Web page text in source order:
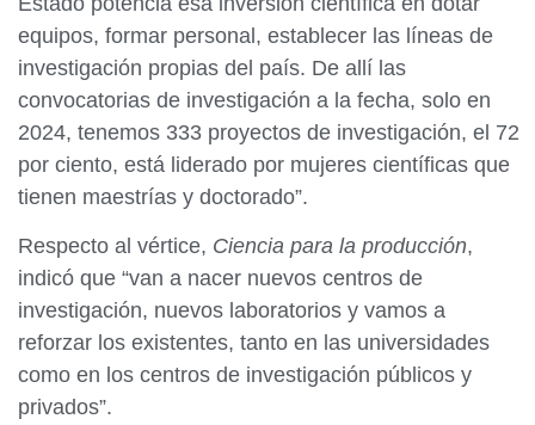
equipos, formar personal, establecer las líneas de
investigación propias del país. De allí las
convocatorias de investigación a la fecha, solo en
2024, tenemos 333 proyectos de investigación, el 72
por ciento, está liderado por mujeres científicas que
tienen maestrías y doctorado”.
Respecto al vértice, Ciencia para la producción,
indicó que “van a nacer nuevos centros de
investigación, nuevos laboratorios y vamos a
reforzar los existentes, tanto en las universidades
como en los centros de investigación públicos y
privados”.